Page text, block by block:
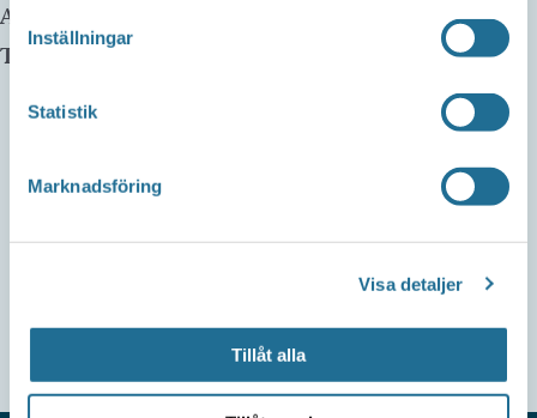
Inställningar
Statistik
Marknadsföring
Visa detaljer
Tillåt alla
Arrangör:
Telefonnummer arrangör: